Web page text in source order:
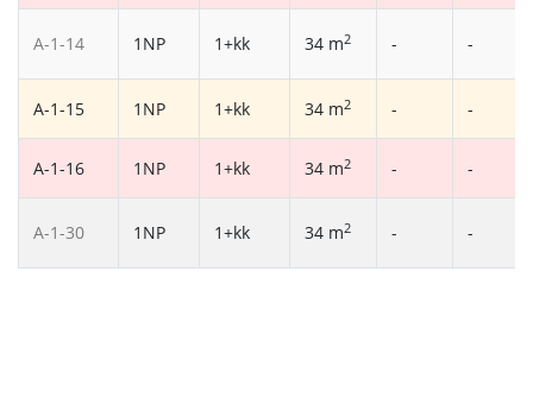
A-1-14 1NP 1+kk 34 m2 - -
A-1-15 1NP 1+kk 34 m2 - -
A-1-16 1NP 1+kk 34 m2 - -
A-1-30 1NP 1+kk 34 m2 - -